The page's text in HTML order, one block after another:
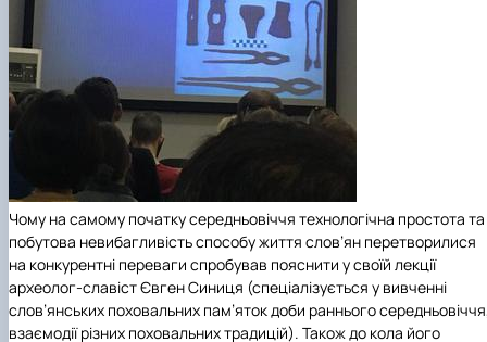
Чому на самому початку середньовіччя технологічна простота та
побутова невибагливість способу життя слов’ян перетворилися
на конкурентні переваги спробував пояснити у своїй лекції
археолог-славіст Євген Синиця (спеціалізується у вивченні
слов’янських поховальних пам’яток доби раннього
взаємодії різних поховальних традицій). Також до кола його